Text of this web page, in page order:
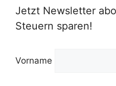
Jetzt Newsletter
Steuern sparen!
Vorname